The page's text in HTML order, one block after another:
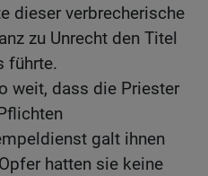
dieser verbrecherische
zu Unrecht den Titel
führte.
weit, dass die Priester
galt ihnen
hatten sie keine